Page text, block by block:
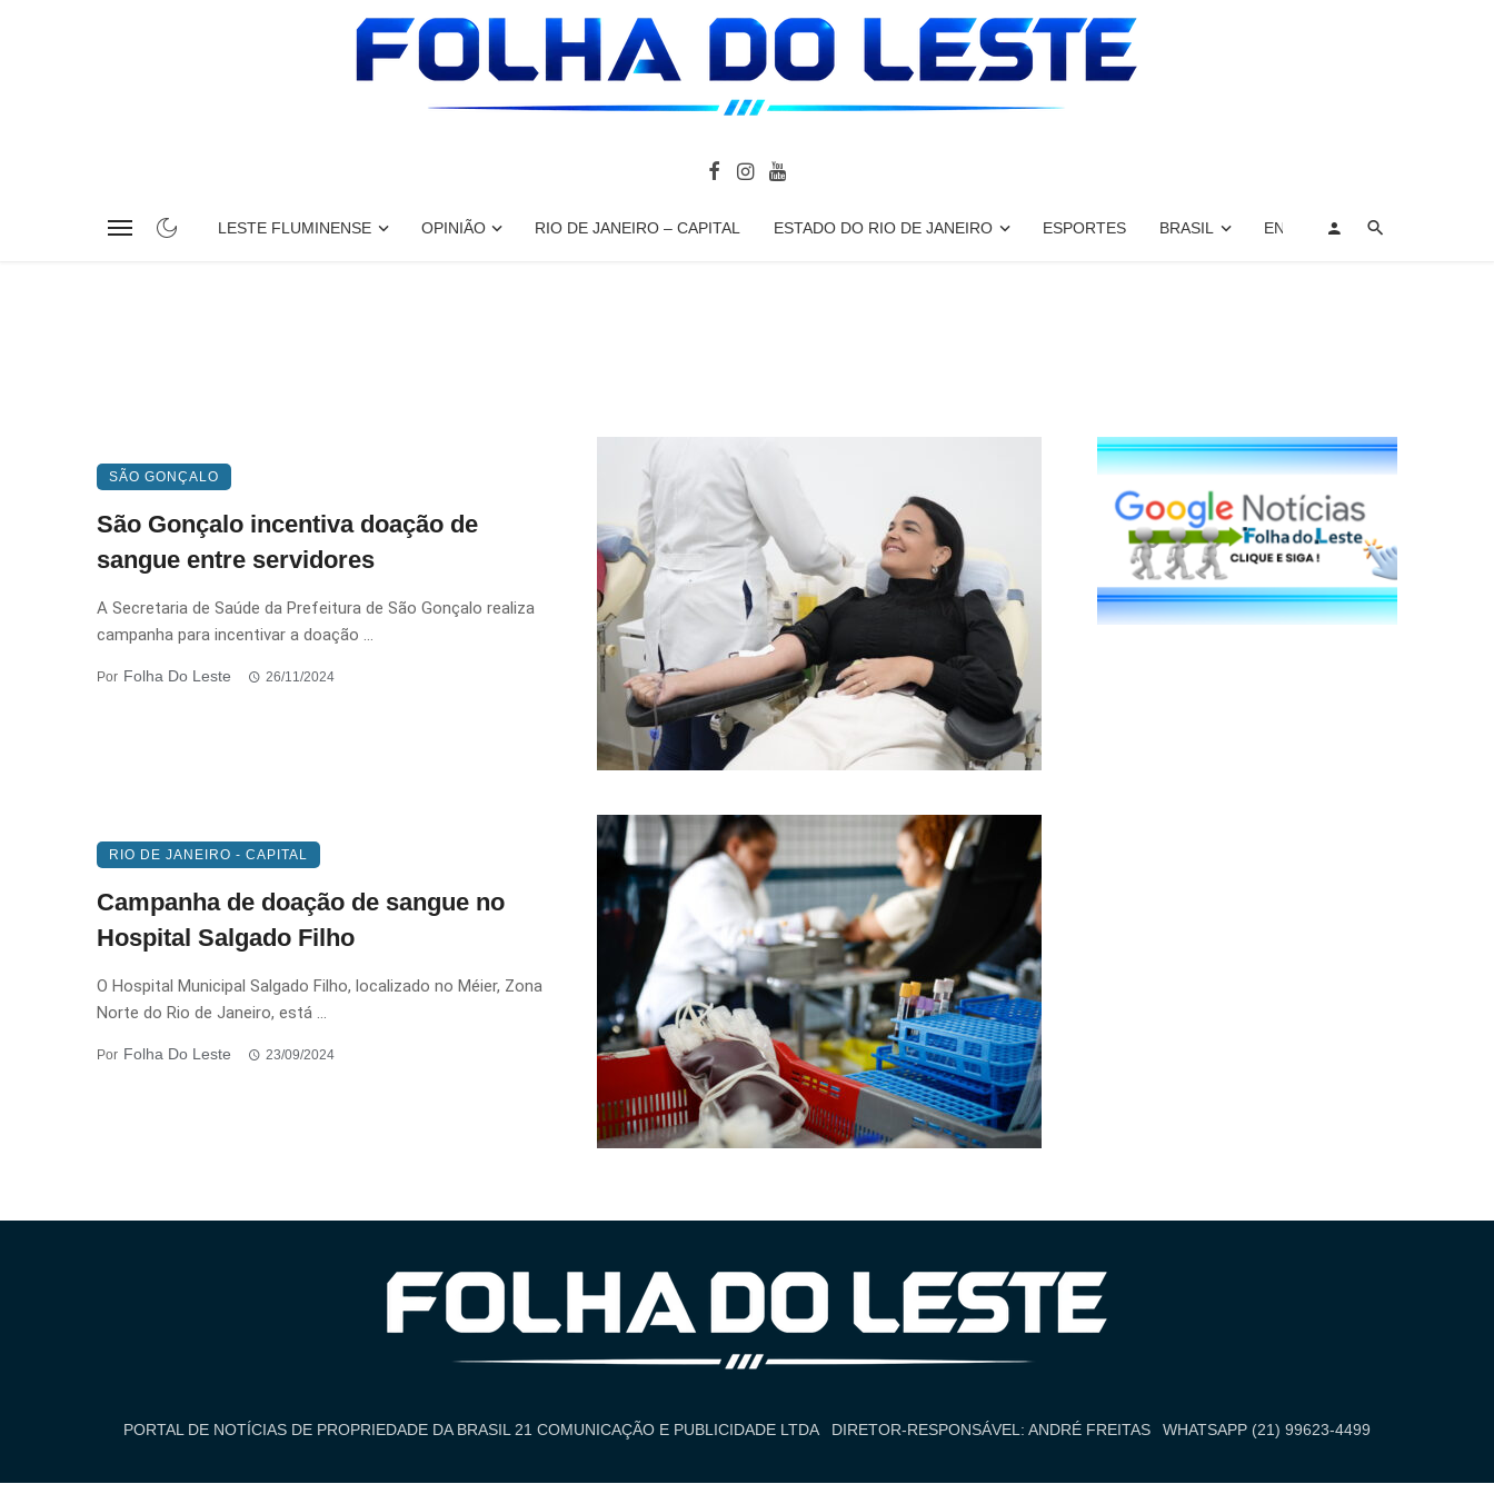
LESTE FLUMINENSE OPINIÃO RIO DE JANEIRO – CAPITAL ESTADO DO RIO DE JANEIRO ESPORTES BRASIL ENTRETENIMENTO, ARTES E
SÃO GONÇALO
São Gonçalo incentiva doação de
sangue entre servidores
A Secretaria de Saúde da Prefeitura de São Gonçalo realiza
campanha para incentivar a doação ...
Por Folha Do Leste 26/11/2024
RIO DE JANEIRO - CAPITAL
Campanha de doação de sangue no
Hospital Salgado Filho
O Hospital Municipal Salgado Filho, localizado no Méier, Zona
Norte do Rio de Janeiro, está ...
Por Folha Do Leste 23/09/2024
PORTAL DE NOTÍCIAS DE PROPRIEDADE DA BRASIL 21 COMUNICAÇÃO E PUBLICIDADE LTDA DIRETOR-RESPONSÁVEL: ANDRÉ FREITAS WHATSAPP (21) 99623-4499